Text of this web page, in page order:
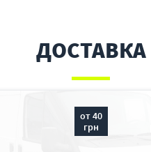
ДОСТАВКА
от 40
грн